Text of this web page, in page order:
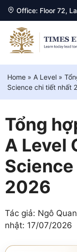
Office: Floor 72,
Chuyển
đến
nội
dung
Home » A Level »
Science chi tiết nhất
Tổng
A Level
2026
Tác giả: Ngô
nhật: 17/07/2026